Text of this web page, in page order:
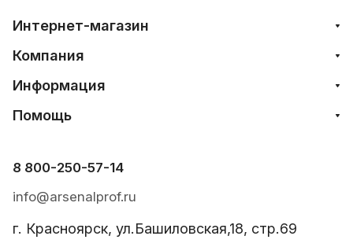
Интернет-магазин
Компания
Информация
Помощь
8 800-250-57-14
info@arsenalprof.ru
г. Красноярск, ул.Башиловская,18, стр.69